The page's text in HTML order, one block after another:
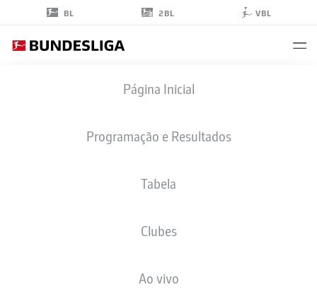
BL 2BL VBL
Página Inicial
Programação e Resultados
Tabela
Clubes
Ao vivo